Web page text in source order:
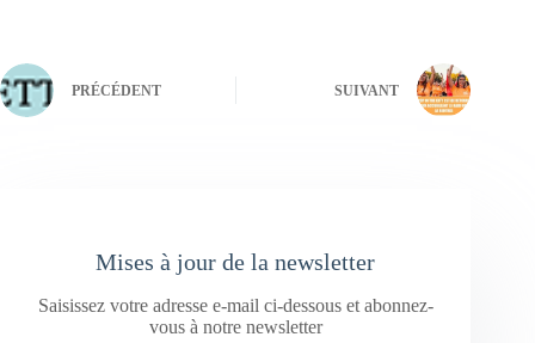
PRÉCÉDENT SUIVANT
Mises à jour de la newsletter
Saisissez votre adresse e-mail ci-dessous et abonnez-
vous à notre newsletter